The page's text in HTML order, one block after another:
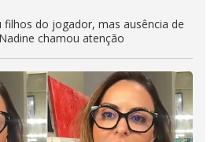
filhos do jogador, mas ausência de
chamou atenção